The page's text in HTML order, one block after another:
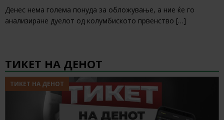
Денес нема голема понуда за обложување, а ние ќе го
анализиране дуелот од колумбиското првенство […]
ТИКЕТ НА ДЕНОТ
ТИКЕТ НА ДЕНОТ